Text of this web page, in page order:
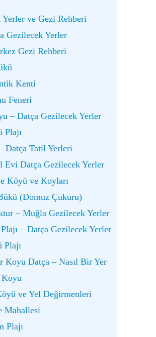
ve Gezi Rehberi
Gezilecek Yerler
Gezi Rehberi
Kenti
Feneri
– Datça Gezilecek Yerler
Plajı
Datça Tatil Yerleri
Evi Datça Gezilecek Yerler
Köyü ve Koyları
(Domuz Çukuru)
– Muğla Gezilecek Yerler
– Datça Gezilecek Yerler
Plajı
Koyu Datça – Nasıl Bir Yer
Koyu
ve Yel Değirmenleri
Mahallesi
Plajı